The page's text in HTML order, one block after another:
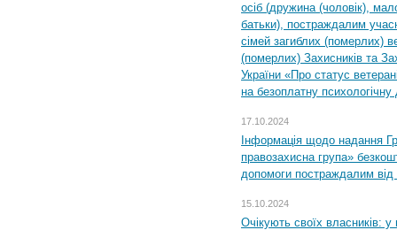
осіб (дружина (чоловік),
батьки), постраждалим
сімей загиблих (померлих)
(померлих) Захисників та
України «Про статус
на безоплатну психологічну
17.10.2024
Інформація щодо надання
правозахисна група»
допомоги постраждалим від
15.10.2024
Очікують своїх власників: у